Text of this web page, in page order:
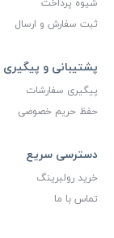
شیوه پرداخت
ثبت سفارش و ارسال
پشتیبانی و پیگیری
پیگیری سفارشات
حفظ حریم خصوصی
دسترسی سریع
خرید رولبرینگ
تماس با ما